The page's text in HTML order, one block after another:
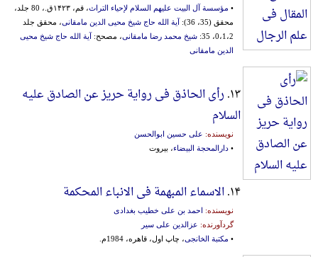
• مؤسسة آل البیت علیهم السلام لإحیاء التراث
، قم، ۱۴۲۳ق.، 80 جلد،
محقق (35، 36):
آیة الله حاج شیخ محیی الدین مامقانی، محقق جلد
0،1،2، 35:
شیخ محمد رضا مامقانی، مصحح: آیة الله حاج شیخ محیی
الدین مامقانی
۱۳. رأی الحاذق فی روایة حریز عن الصادق علیه
السلام
نویسنده: علی حسین ابوالحسن
• دارالمحجة البیضاء، بیروت
۱۴. الاسماء المبهمة فی الانباء المحکمة
نویسنده: احمد بن علی خطیب بغدادی
گردآورنده: عزالدین‌ علی‌ سیر
• مکتبة الخانجی، چاپ اول، قاهره، 1984م.